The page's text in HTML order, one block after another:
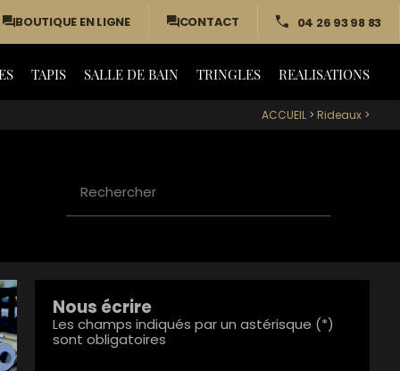
BOUTIQUE EN LIGNE CONTACT 04 26 93 98 83
TAPIS SALLE DE BAIN TRINGLES REALISATIONS
ACCUEIL > Rideaux >
Rechercher
Nous écrire
Les champs indiqués par un astérisque (*)
sont obligatoires